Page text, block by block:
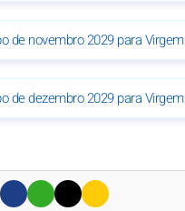
de novembro 2029 para Virgem
de dezembro 2029 para Virgem